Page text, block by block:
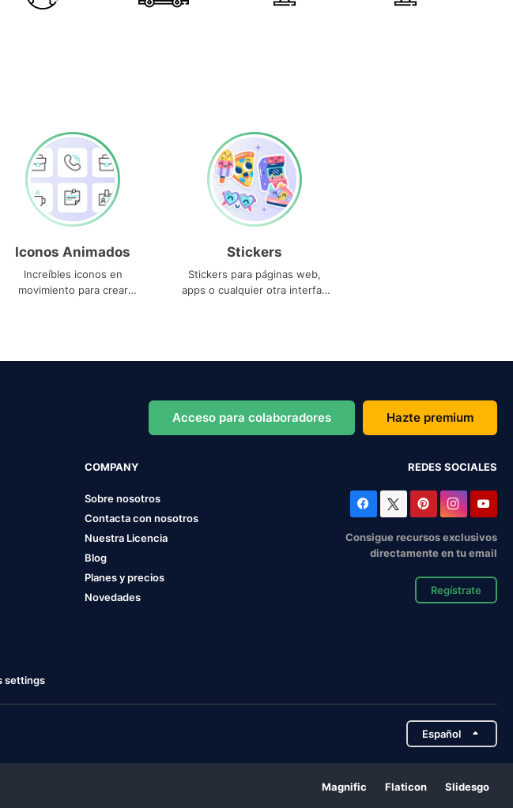
Iconos Animados
Increíbles iconos en
movimiento para crear
Stickers
Stickers para páginas web,
apps o cualquier otra interfaz
Acceso para colaboradores Hazte premium
COMPANY
Sobre nosotros
Contacta con nosotros
Nuestra Licencia
Blog
Planes y precios
Novedades
REDES SOCIALES
Consigue recursos exclusivos
directamente en tu email
Regístrate
settings
Español
Magnific Flaticon Slidesgo